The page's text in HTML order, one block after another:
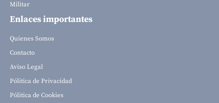
Militar
Enlaces importantes
Quienes Somos
Contacto
Aviso Legal
Pólitica de Privacidad
Pólitica de Cookies